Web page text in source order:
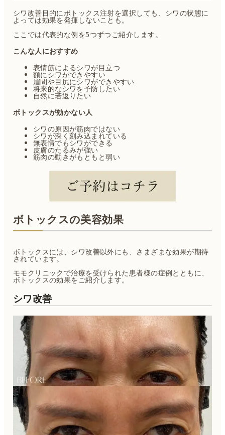
シワ改善目的にボトックス注射を選択しても、シワの状態に
よっては効果を発揮しないことも。
ここでは代表的な例を5つずつご紹介します。
こんな人におすすめ
表情筋によるシワが目立つ
額にシワができやすい
眉間や目尻にシワができやすい
将来的なシワを予防したい
自然に若返りたい
ボトックスが効かない人
シワの原因が筋肉ではない
シワが深く刻み込まれている
無表情でもシワができる
皮膚のたるみが強い
筋肉の動きがもともと弱い
ボトックスの美容効果
ボトックスには、シワ改善以外にも、さまざまな効果が期待
されています。
モモクリニックで治療を受けられた患者様の症例とともに、
ボトックスの効果をご紹介します。
シワ改善